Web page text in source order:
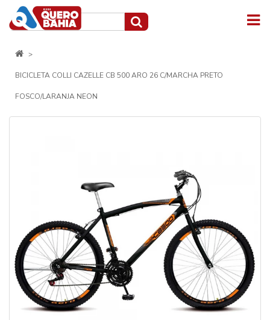
BICICLETA COLLI CAZELLE CB 500 ARO 26 C/MARCHA PRETO
FOSCO/LARANJA NEON